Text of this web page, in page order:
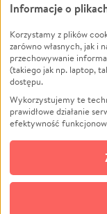
Leczenie
Zwierzęta
Pożar
Ukraina
Pomoc
Projekty
Pogrzeb
Społeczność
Kultura
Informacje o
Korzystamy z plików
zarówno własnych, jak i
przechowywanie
(takiego jak np. laptop,
dostępu.
Wykorzystujemy te
prawidłowe działanie
efektywność
technologii do celów
zgodę na ich
możliwość zmiany
do której link znajdziesz